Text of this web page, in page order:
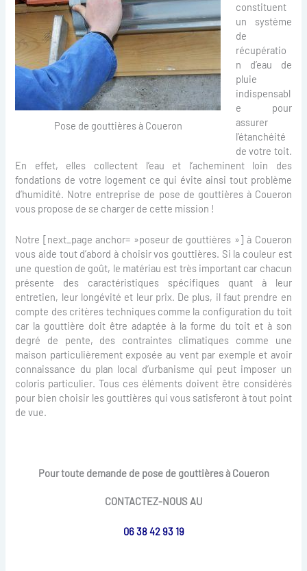
Pose de gouttières à Coueron
constituent
un système
de
récupératio
n d’eau de
pluie
indispensabl
e pour
assurer
l’étanchéité
de votre toit.
En effet, elles collectent l’eau et l’acheminent loin des
fondations de votre logement ce qui évite ainsi tout problème
d’humidité. Notre entreprise de pose de gouttières à Coueron
vous propose de se charger de cette mission !
Notre [next_page anchor= »poseur de gouttières »] à Coueron
vous aide tout d’abord à choisir vos gouttières. Si la couleur est
une question de goût, le matériau est très important car chacun
présente des caractéristiques spécifiques quant à leur
entretien, leur longévité et leur prix. De plus, il faut prendre en
compte des critères techniques comme la configuration du toit
car la gouttière doit être adaptée à la forme du toit et à son
degré de pente, des contraintes climatiques comme une
maison particulièrement exposée au vent par exemple et avoir
connaissance du plan local d’urbanisme qui peut imposer un
coloris particulier. Tous ces éléments doivent être considérés
pour bien choisir les gouttières qui vous satisferont à tout point
de vue.
Pour toute demande de pose de gouttières à Coueron
CONTACTEZ-NOUS AU
06 38 42 93 19